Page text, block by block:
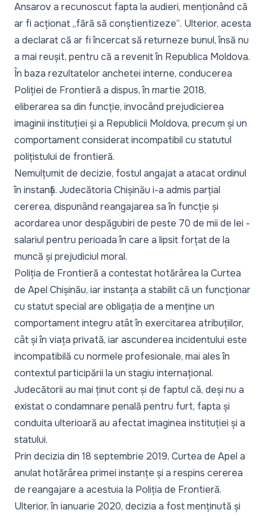
Ansarov a recunoscut fapta la audieri, menționând că
ar fi acționat„fără să conștientizeze”. Ulterior, acesta
a declarat că ar fi încercat să returneze bunul, însă nu
a mai reușit, pentru că a revenit în Republica Moldova.
În baza rezultatelor anchetei interne, conducerea
Poliției de Frontieră a dispus, în martie 2018,
eliberarea sa din funcție, invocând prejudicierea
imaginii instituției și a Republicii Moldova, precum și un
comportament considerat incompatibil cu statutul
polițistului de frontieră.
Nemulțumit de decizie, fostul angajat a atacat ordinul
în instanță. Judecătoria Chișinău i-a admis parțial
cererea, dispunând reangajarea sa în funcție și
acordarea unor despăgubiri de peste 70 de mii de lei -
salariul pentru perioada în care a lipsit forțat de la
muncă și prejudiciul moral.
Poliția de Frontieră a contestat hotărârea la Curtea
de Apel Chișinău, iar instanța a stabilit că un funcționar
cu statut special are obligația de a menține un
comportament integru atât în exercitarea atribuțiilor,
cât și în viața privată, iar ascunderea incidentului este
incompatibilă cu normele profesionale, mai ales în
contextul participării la un stagiu internațional.
Judecătorii au mai ținut cont și de faptul că, deși nu a
existat o condamnare penală pentru furt, fapta și
conduita ulterioară au afectat imaginea instituției și a
statului.
Prin decizia din 18 septembrie 2019, Curtea de Apel a
anulat hotărârea primei instanțe și a respins cererea
de reangajare a acestuia la Poliția de Frontieră.
Ulterior, în ianuarie 2020, decizia a fost menținută și